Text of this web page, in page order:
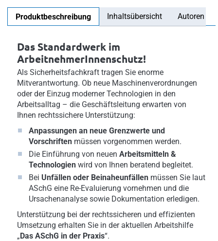
Produktbeschreibung Inhaltsübersicht Autoren
Das Standardwerk im
ArbeitnehmerInnenschutz!
Als Sicherheitsfachkraft tragen Sie enorme
Mitverantwortung. Ob neue Maschinenverordnungen
oder der Einzug moderner Technologien in den
Arbeitsalltag – die Geschäftsleitung erwarten von
Ihnen rechtssichere Unterstützung:
Anpassungen an neue Grenzwerte und
Vorschriften müssen vorgenommen werden.
Die Einführung von neuen Arbeitsmitteln &
Technologien wird von Ihnen beratend begleitet.
Bei Unfällen oder Beinaheunfällen müssen Sie laut
ASchG eine Re-Evaluierung vornehmen und die
Ursachenanalyse sowie Dokumentation erledigen.
Unterstützung bei der rechtssicheren und effizienten
Umsetzung erhalten Sie in der aktuellen Arbeitshilfe
„Das ASchG in der Praxis“.